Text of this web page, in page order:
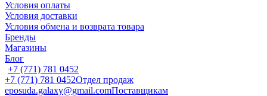
Условия оплаты
Условия доставки
Условия обмена и возврата товара
Бренды
Магазины
Блог
+7 (771) 781 0452
+7 (771) 781 0452Отдел продаж
eposuda.galaxy@gmail.comПоставщикам